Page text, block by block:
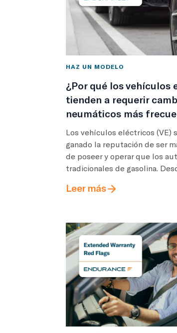
HAZ UN MODELO
¿Por qué los vehículos
tienden a requerir
neumáticos más
Los vehículos eléctricos (VE)
ganado la reputación de ser
de poseer y operar que los
tradicionales de gasolina.
Leer más